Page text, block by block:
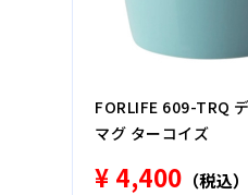
FORLIFE 609-TRQ
マグ ターコイズ
¥ 4,400 （税込）